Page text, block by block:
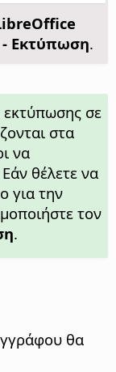
Εκτύπωση.
εκτύπωσης σε
στα
να
θέλετε να
για την
τον
.
θα